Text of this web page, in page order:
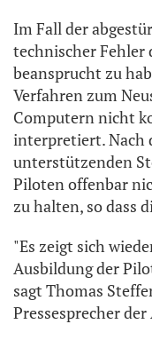
Im Fall der
technischer Fehler
beansprucht zu
Verfahren zum
Computern nicht
interpretiert. Nach
unterstützenden
Piloten offenbar
zu halten, so dass
"Es zeigt sich
Ausbildung der
sagt Thomas
Pressesprecher der